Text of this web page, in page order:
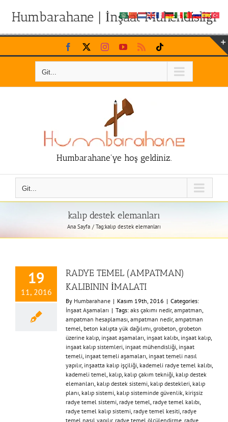
Humbarahane | İnşaat Mühendisliği
Skip
to
Facebook InstagramYouTubeRss
Git...
Humbarahane'ye hoş geldiniz.
Git...
kalıp destek elemanları
Ana Sayfa Tag:kalıp destek elemanları
19
11, 2016
RADYE TEMEL (AMPATMAN)
KALIBININ İMALATI
By Humbarahane | Kasım 19th, 2016 | Categories:
İnşaat Aşamaları | Tags: aks çakımı nedir, ampatman,
ampatman hesaplaması, ampatman nedir, ampatman
temel, beton kalıpta yük dağılımı, grobeton, grobeton
üzerine kalıp, inşaat aşamaları, inşaat kalıbı, inşaat kalıp,
inşaat kalıp sistemleri, inşaat mühendisliği, inşaat
temeli, inşaat temeli aşamaları, inşaat temeli nasıl
yapılır, inşaatta kalıp işçiliği, kademeli radye temel kalıbı,
kademeli temel, kalıp, kalıp çakım tekniği, kalıp destek
elemanları, kalıp destek sistemi, kalıp destekleri, kalıp
planı, kalıp sistemi, kalıp sisteminde güvenlik, kirişsiz
radye temel sistemi, radye temel, radye temel kalıbı,
radye temel kalıp sistemi, radye temel kesiti, radye
temel nasıl yapılır, radye temel ölçülendirme, radye